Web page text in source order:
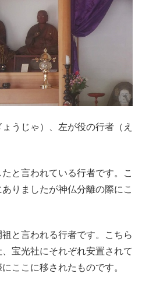
うじゃ）、左が役の行者（え
と言われている行者です。こ
りましたが神仏分離の際にこ
と言われる行者です。こちら
宝光社にそれぞれ安置されて
ここに移されたものです。